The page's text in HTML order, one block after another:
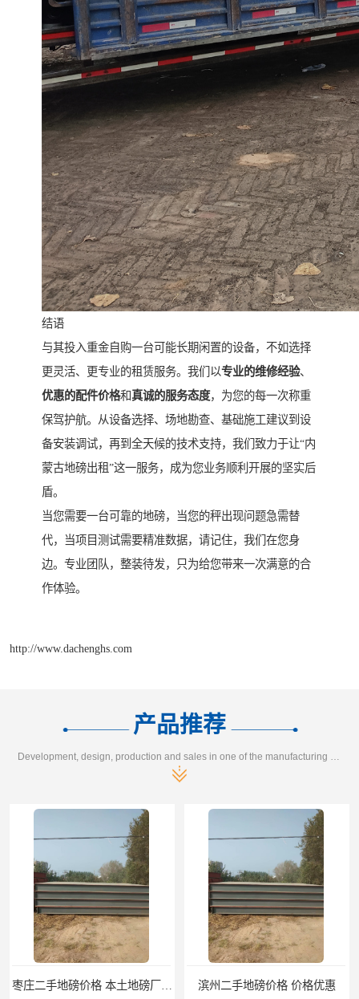
结语
与其投入重金自购一台可能长期闲置的设备，不如选择
更灵活、更专业的租赁服务。我们以专业的维修经验、
优惠的配件价格和真诚的服务态度，为您的每一次称重
保驾护航。从设备选择、场地勘查、基础施工建议到设
备安装调试，再到全天候的技术支持，我们致力于让“内
蒙古地磅出租”这一服务，成为您业务顺利开展的坚实后
盾。
当您需要一台可靠的地磅，当您的秤出现问题急需替
代，当项目测试需要精准数据，请记住，我们在您身
边。专业团队，整装待发，只为给您带来一次满意的合
作体验。
http://www.dachenghs.com
产品推荐
滨州二手地磅价格 价格优惠